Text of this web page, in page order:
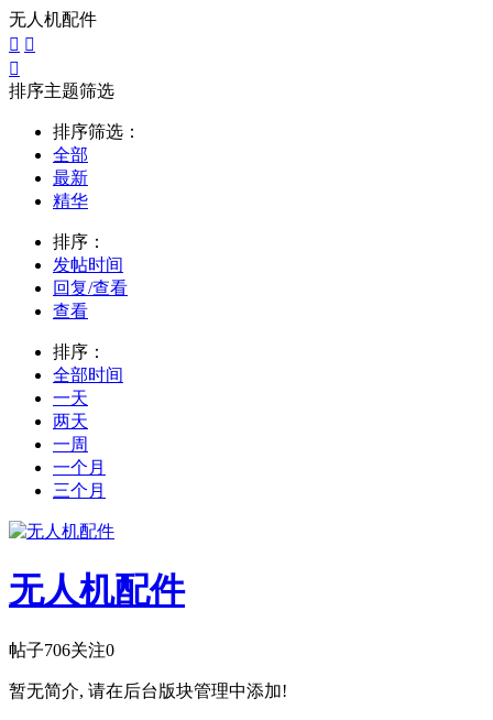
无人机配件
 

排序主题筛选
排序筛选：
全部
最新
精华
排序：
发帖时间
回复/查看
查看
排序：
全部时间
一天
两天
一周
一个月
三个月
无人机配件
帖子706关注0
暂无简介, 请在后台版块管理中添加!